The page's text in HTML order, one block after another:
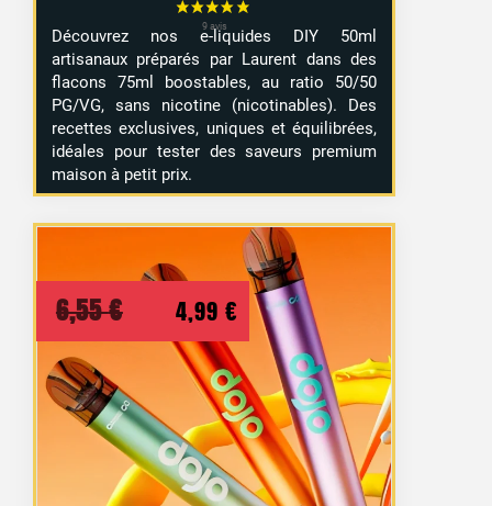
Découvrez nos e-liquides DIY 50ml
artisanaux préparés par Laurent dans des
flacons 75ml boostables, au ratio 50/50
PG/VG, sans nicotine (nicotinables). Des
recettes exclusives, uniques et équilibrées,
idéales pour tester des saveurs premium
maison à petit prix.
6,55€
Le
prix
initial
était :
6,55 €.
4,99 € Le
prix
actuel
est :
4,99 €.